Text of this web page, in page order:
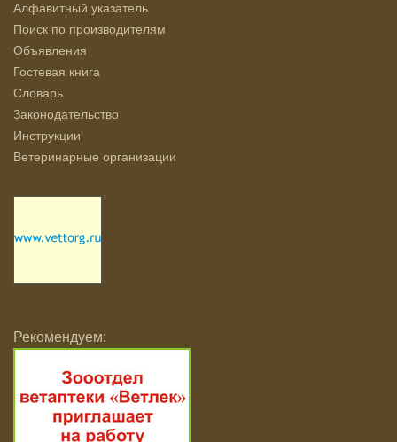
Алфавитный указатель
Поиск по производителям
Объявления
Гостевая книга
Словарь
Законодательство
Инструкции
Ветеринарные организации
Рекомендуем: